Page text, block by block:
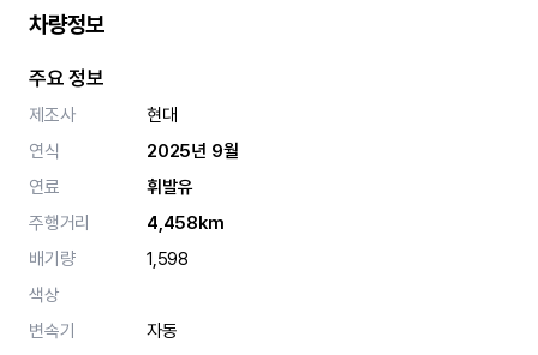
차량정보
주요 정보
제조사
현대
연식
2025년 9월
연료
휘발유
주행거리
4,458km
배기량
1,598
색상
변속기
자동